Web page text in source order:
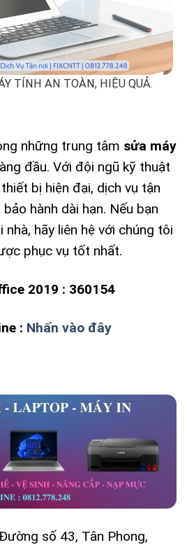
TÍNH AN TOÀN, HIỆU QUẢ.
những trung tâm sửa máy
đầu. Với đội ngũ kỹ thuật
bị hiện đại, dịch vụ tận
hành dài hạn. Nếu bạn
hãy liên hệ với chúng tôi
phục vụ tốt nhất.
2019 : 360154
: Nhấn vào đây
số 43, Tân Phong,